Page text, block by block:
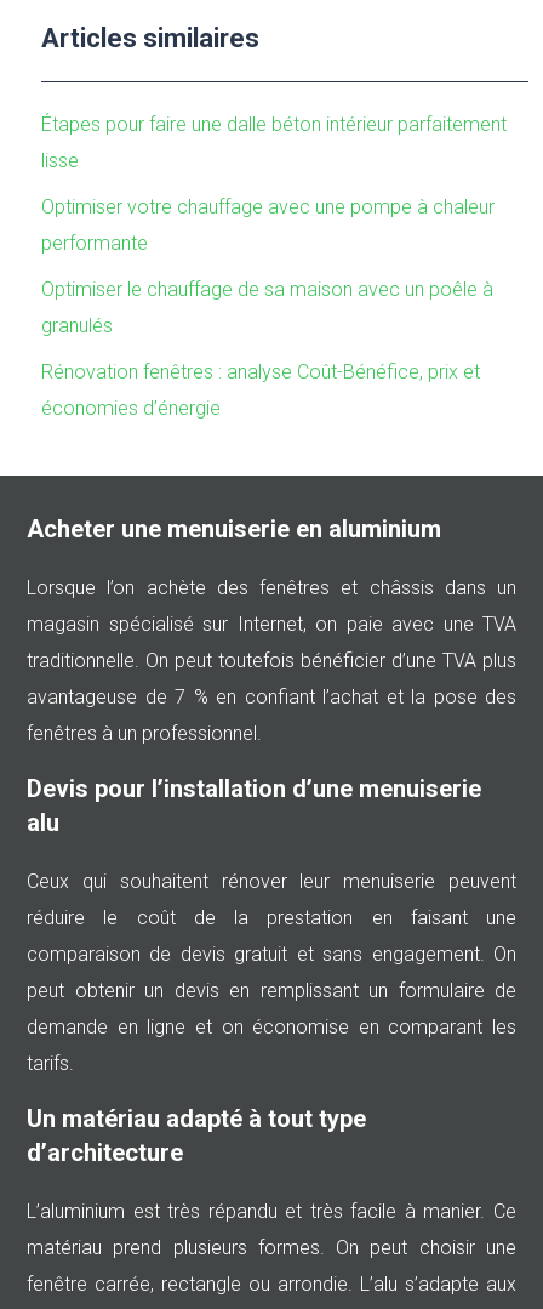
Articles similaires
Étapes pour faire une dalle béton intérieur parfaitement
lisse
Optimiser votre chauffage avec une pompe à chaleur
performante
Optimiser le chauffage de sa maison avec un poêle à
granulés
Rénovation fenêtres : analyse Coût-Bénéfice, prix et
économies d’énergie
Acheter une menuiserie en aluminium
Lorsque l’on achète des fenêtres et châssis dans un
magasin spécialisé sur Internet, on paie avec une TVA
traditionnelle. On peut toutefois bénéficier d’une TVA plus
avantageuse de 7 % en confiant l’achat et la pose des
fenêtres à un professionnel.
Devis pour l’installation d’une menuiserie
alu
Ceux qui souhaitent rénover leur menuiserie peuvent
réduire le coût de la prestation en faisant une
comparaison de devis gratuit et sans engagement. On
peut obtenir un devis en remplissant un formulaire de
demande en ligne et on économise en comparant les
tarifs.
Un matériau adapté à tout type
d’architecture
L’aluminium est très répandu et très facile à manier. Ce
matériau prend plusieurs formes. On peut choisir une
fenêtre carrée, rectangle ou arrondie. L’alu s’adapte aux